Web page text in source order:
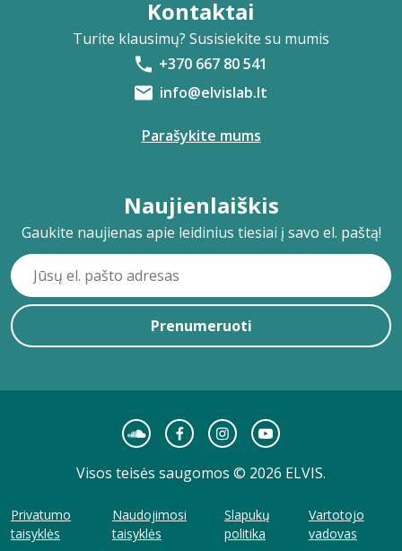
Kontaktai
Turite klausimų? Susisiekite su mumis
+370 667 80 541
info@elvislab.lt
Parašykite mums
Naujienlaiškis
Gaukite naujienas apie leidinius tiesiai į savo el. paštą!
Prenumeruoti
Visos teisės saugomos © 2026 ELVIS.
Privatumo
taisyklės
Naudojimosi
taisyklės
Slapukų
politika
Vartotojo
vadovas